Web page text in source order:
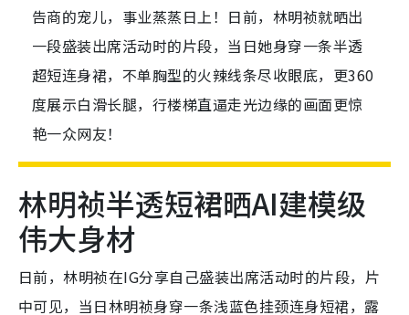
告商的宠儿，事业蒸蒸日上！日前，林明祯就晒出
一段盛装出席活动时的片段，当日她身穿一条半透
超短连身裙，不单胸型的火辣线条尽收眼底，更360
度展示白滑长腿，行楼梯直逼走光边缘的画面更惊
艳一众网友！
林明祯半透短裙晒AI建模级
伟大身材
日前，林明祯在IG分享自己盛装出席活动时的片段，片
中可见，当日林明祯身穿一条浅蓝色挂颈连身短裙，露